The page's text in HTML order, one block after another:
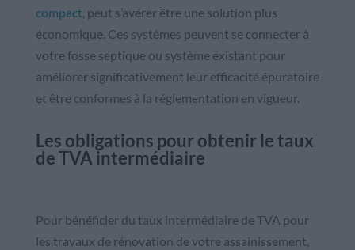
compact, peut s’avérer être une solution plus
économique. Ces systèmes peuvent se connecter à
votre fosse septique ou système existant pour
améliorer significativement leur efficacité épuratoire
et être conformes à la réglementation en vigueur.
Les obligations pour obtenir le taux
de TVA intermédiaire
Pour bénéficier du taux intermédiaire de TVA pour
les travaux de rénovation de votre assainissement,